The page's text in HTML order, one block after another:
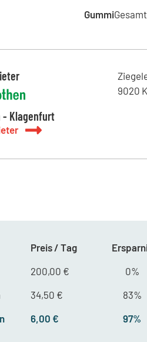
Gummi
- Klagenfurt
9020
Preis / Tag
200,00 €
0%
34,50 €
83%
6,00 € 97%